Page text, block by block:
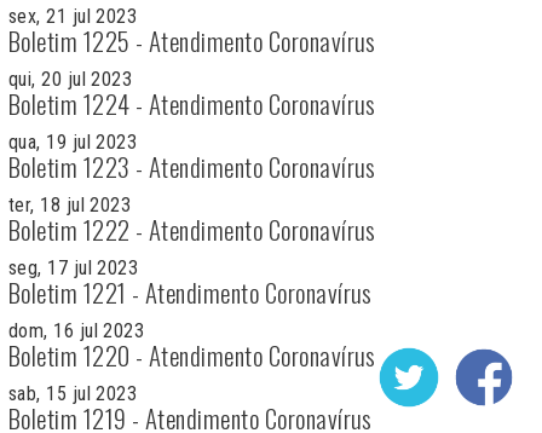
sex, 21 jul 2023
Boletim 1225 - Atendimento Coronavírus
qui, 20 jul 2023
Boletim 1224 - Atendimento Coronavírus
qua, 19 jul 2023
Boletim 1223 - Atendimento Coronavírus
ter, 18 jul 2023
Boletim 1222 - Atendimento Coronavírus
seg, 17 jul 2023
Boletim 1221 - Atendimento Coronavírus
dom, 16 jul 2023
Boletim 1220 - Atendimento Coronavírus
sab, 15 jul 2023
Boletim 1219 - Atendimento Coronavírus